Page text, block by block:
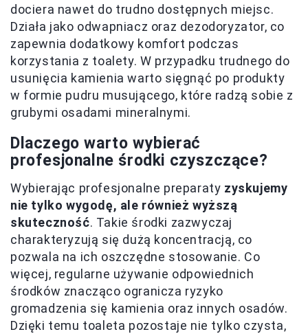
dociera nawet do trudno dostępnych miejsc.
Działa jako odwapniacz oraz dezodoryzator, co
zapewnia dodatkowy komfort podczas
korzystania z toalety. W przypadku trudnego do
usunięcia kamienia warto sięgnąć po produkty
w formie pudru musującego, które radzą sobie z
grubymi osadami mineralnymi.
Dlaczego warto wybierać
profesjonalne środki czyszczące?
Wybierając profesjonalne preparaty zyskujemy
nie tylko wygodę, ale również wyższą
skuteczność. Takie środki zazwyczaj
charakteryzują się dużą koncentracją, co
pozwala na ich oszczędne stosowanie. Co
więcej, regularne używanie odpowiednich
środków znacząco ogranicza ryzyko
gromadzenia się kamienia oraz innych osadów.
Dzięki temu toaleta pozostaje nie tylko czysta,